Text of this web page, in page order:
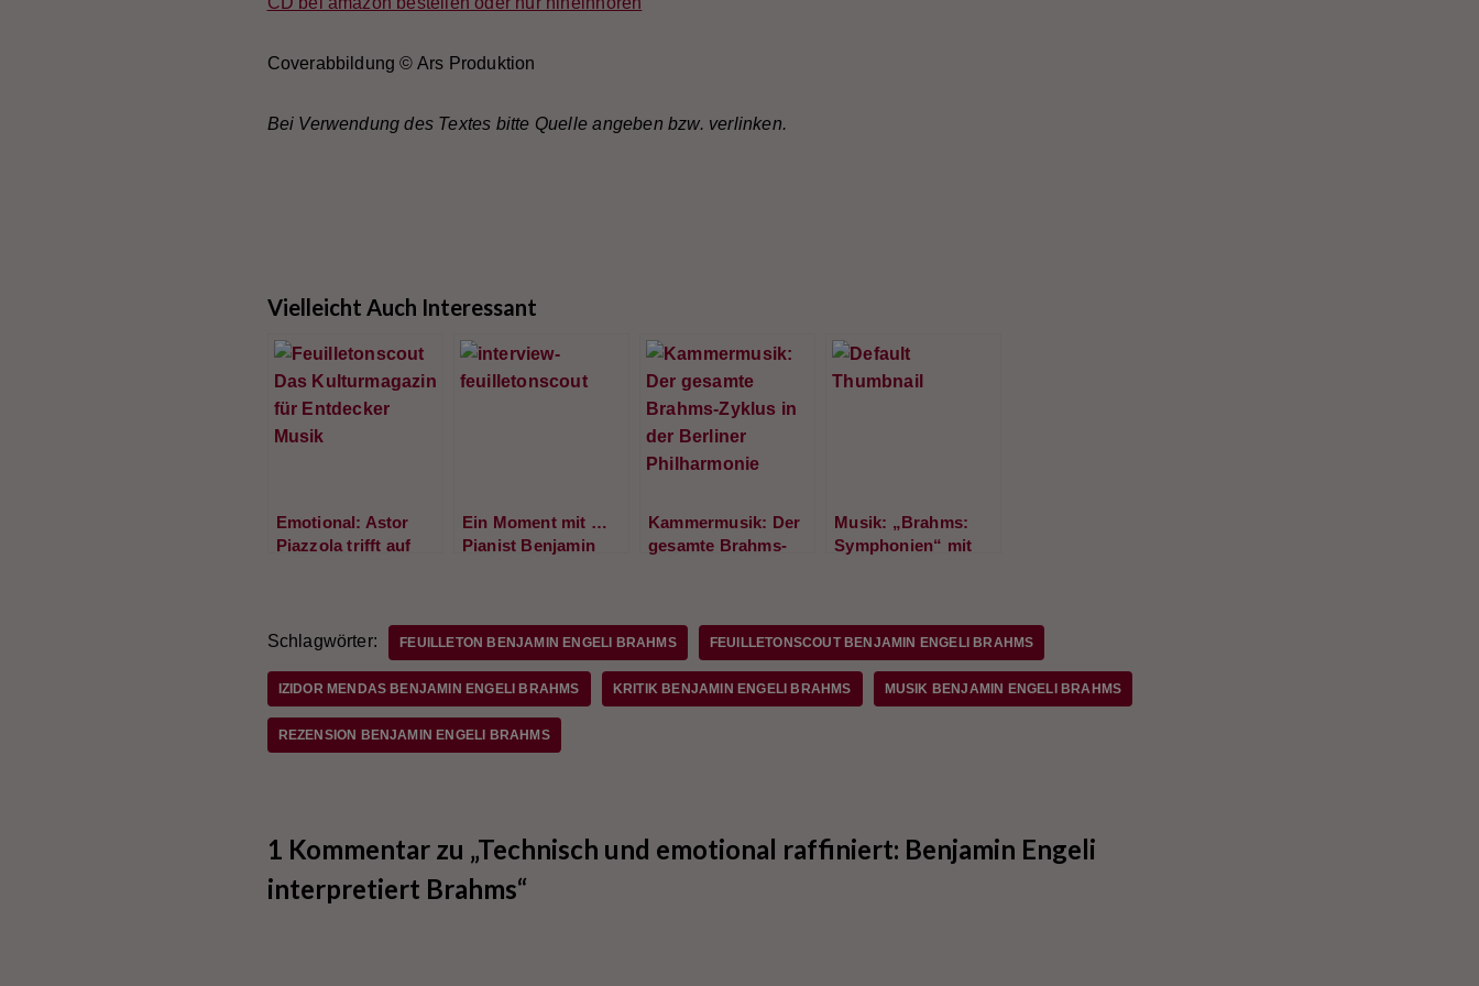
Coverabbildung © Ars Produktion
Bei Verwendung des Textes bitte Quelle angeben bzw. verlinken.
Vielleicht Auch Interessant
Emotional: Astor
Piazzola trifft auf
Ein Moment mit …
Pianist Benjamin
Kammermusik: Der
gesamte Brahms-
Musik: „Brahms:
Symphonien“ mit
Riccardo Chailly
Schlagwörter: FEUILLETON BENJAMIN ENGELI BRAHMS FEUILLETONSCOUT BENJAMIN ENGELI BRAHMS
IZIDOR MENDAS BENJAMIN ENGELI BRAHMS KRITIK BENJAMIN ENGELI BRAHMS MUSIK BENJAMIN ENGELI BRAHMS
REZENSION BENJAMIN ENGELI BRAHMS
1 Kommentar zu „Technisch und emotional raffiniert: Benjamin Engeli
interpretiert Brahms“